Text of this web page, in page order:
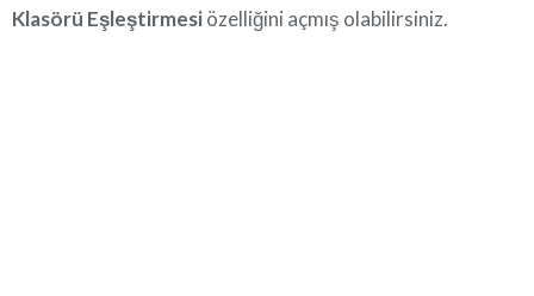
Klasörü Eşleştirmesiözelliğini açmış olabilirsiniz.